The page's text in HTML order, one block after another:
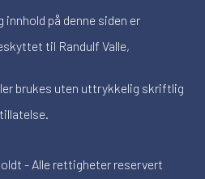
på denne siden er
til Randulf Valle,
brukes uten uttrykkelig skriftlig
tillatelse.
- Alle rettigheter reservert